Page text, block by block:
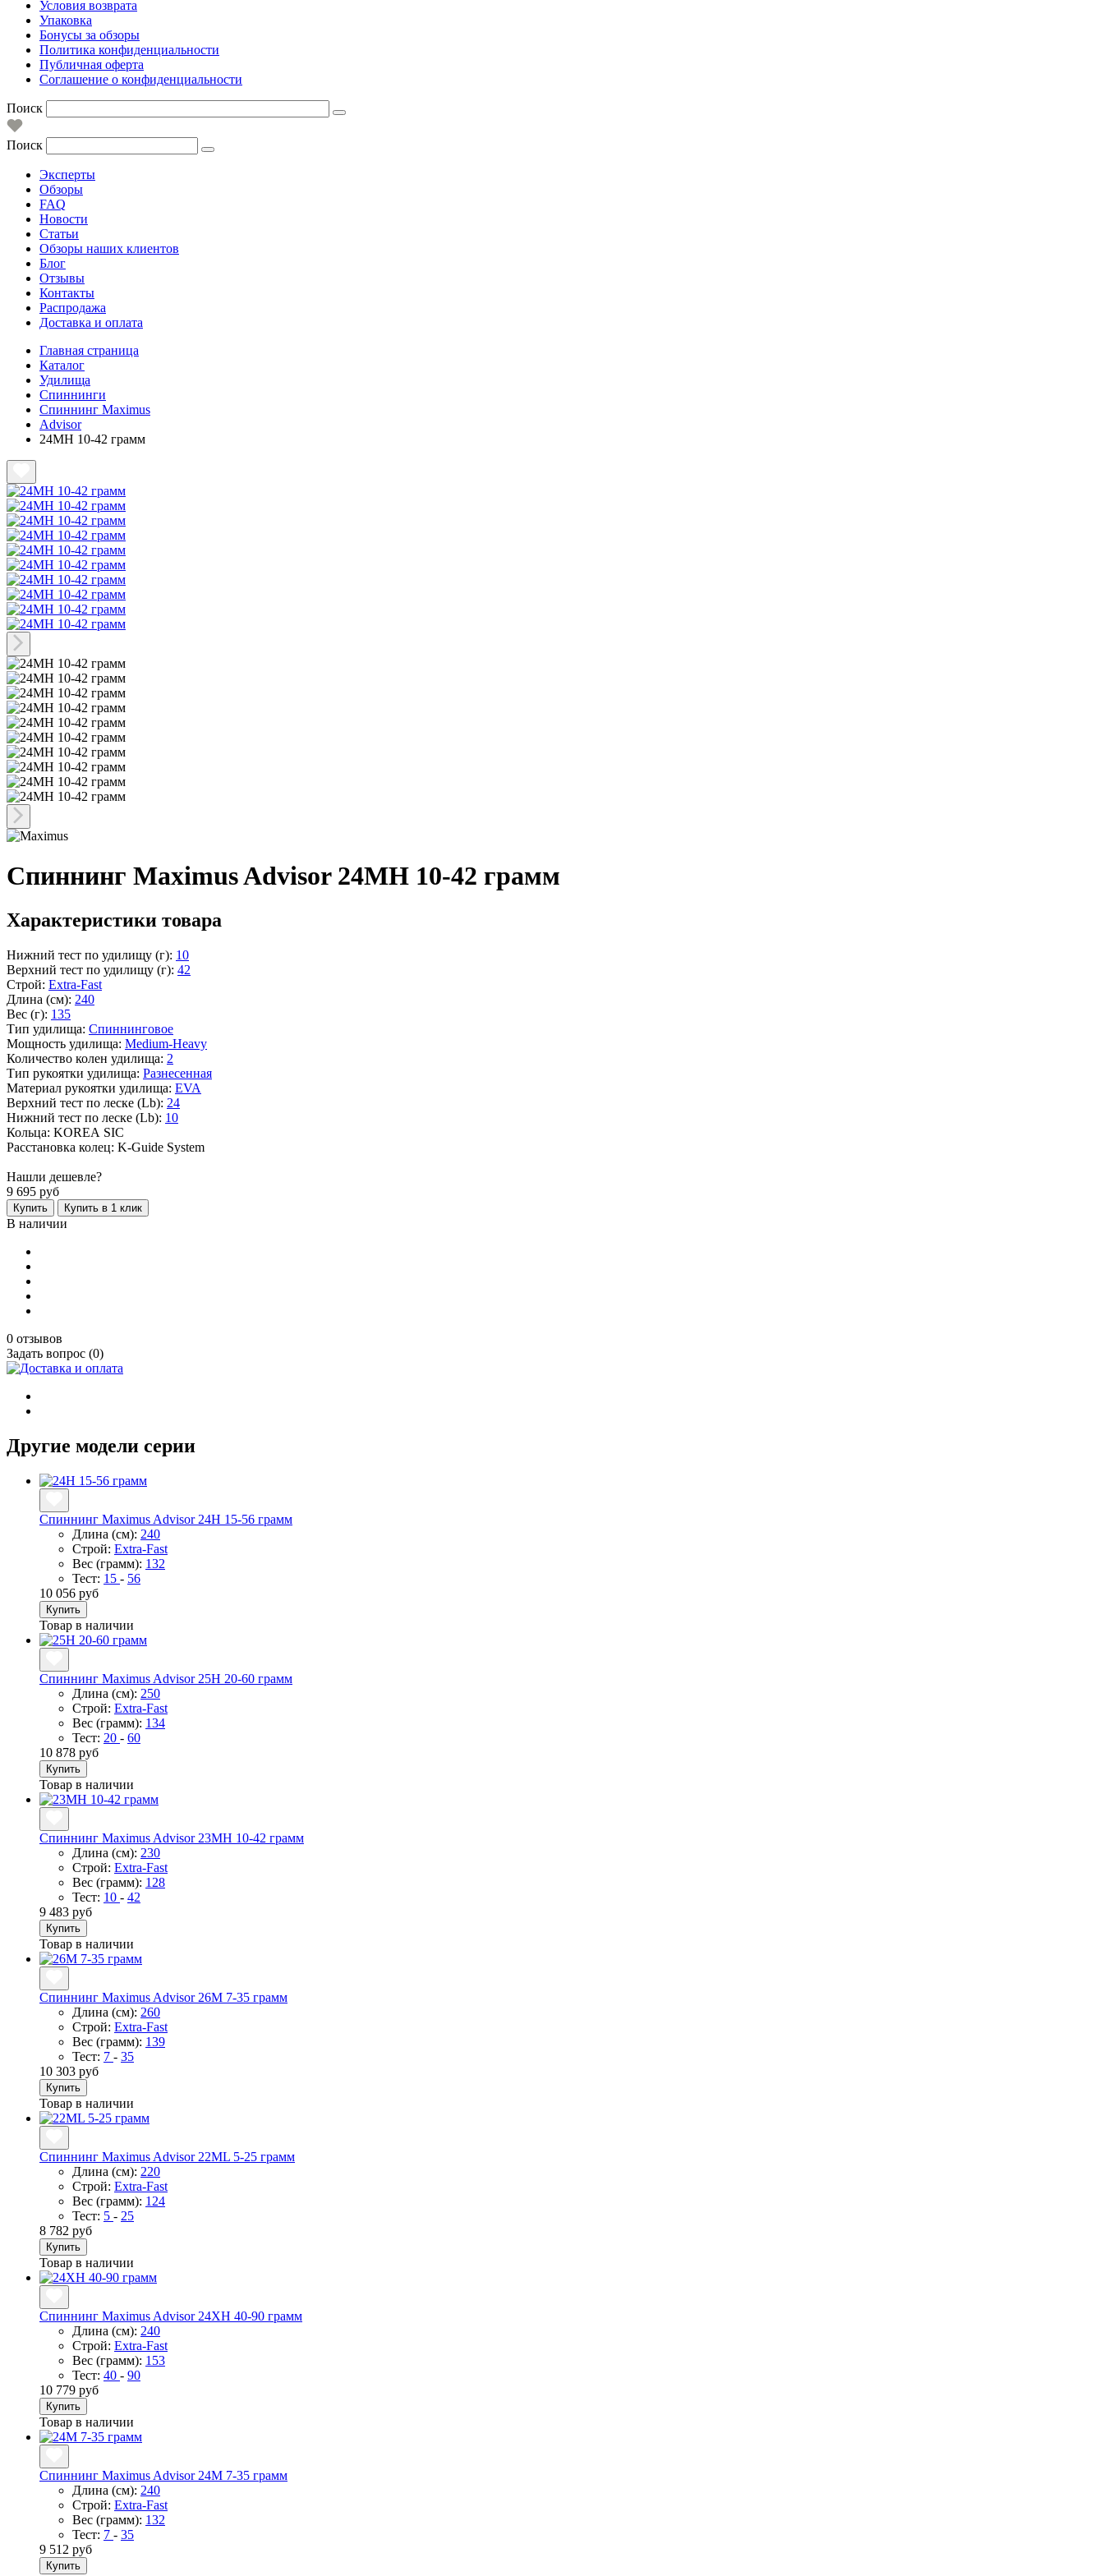
Условия возврата
Упаковка
Бонусы за обзоры
Политика конфиденциальности
Публичная оферта
Соглашение о конфиденциальности
Поиск
Поиск
Эксперты
Обзоры
FAQ
Новости
Статьи
Обзоры наших клиентов
Блог
Отзывы
Контакты
Распродажа
Доставка и оплата
Главная страница
Каталог
Удилища
Спиннинги
Спиннинг Maximus
Advisor
24MH 10-42 грамм
Спиннинг Maximus Advisor 24MH 10-42 грамм
Характеристики товара
Нижний тест по удилищу (г): 10
Верхний тест по удилищу (г): 42
Строй: Extra-Fast
Длина (см): 240
Вес (г): 135
Тип удилища: Спиннинговое
Мощность удилища: Medium-Heavy
Количество колен удилища: 2
Тип рукоятки удилища: Разнесенная
Материал рукоятки удилища: EVA
Верхний тест по леске (Lb): 24
Нижний тест по леске (Lb): 10
Кольца: KOREA SIC
Расстановка колец: K-Guide System
Нашли дешевле?
9 695 руб
Купить Купить в 1 клик
В наличии
0 отзывов
Задать вопрос (0)
Другие модели серии
Спиннинг Maximus Advisor 24H 15-56 грамм
Длина (см): 240
Строй: Extra-Fast
Вес (грамм): 132
Тест: 15 - 56
10 056 руб
Купить
Товар в наличии
Спиннинг Maximus Advisor 25H 20-60 грамм
Длина (см): 250
Строй: Extra-Fast
Вес (грамм): 134
Тест: 20 - 60
10 878 руб
Купить
Товар в наличии
Спиннинг Maximus Advisor 23MH 10-42 грамм
Длина (см): 230
Строй: Extra-Fast
Вес (грамм): 128
Тест: 10 - 42
9 483 руб
Купить
Товар в наличии
Спиннинг Maximus Advisor 26M 7-35 грамм
Длина (см): 260
Строй: Extra-Fast
Вес (грамм): 139
Тест: 7 - 35
10 303 руб
Купить
Товар в наличии
Спиннинг Maximus Advisor 22ML 5-25 грамм
Длина (см): 220
Строй: Extra-Fast
Вес (грамм): 124
Тест: 5 - 25
8 782 руб
Купить
Товар в наличии
Спиннинг Maximus Advisor 24XH 40-90 грамм
Длина (см): 240
Строй: Extra-Fast
Вес (грамм): 153
Тест: 40 - 90
10 779 руб
Купить
Товар в наличии
Спиннинг Maximus Advisor 24M 7-35 грамм
Длина (см): 240
Строй: Extra-Fast
Вес (грамм): 132
Тест: 7 - 35
9 512 руб
Купить